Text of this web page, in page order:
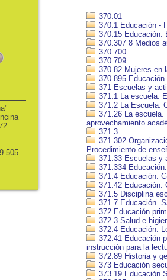
370.01
370.1 Educación -
370.15 Educación.
370.307 8 Medios
370.700
370.709
370.82 Mujeres en
370.895 Educación
371 Escuelas y
371.1 La escuela.
371.2 La Escuela.
371.26 La
aprovechamiento
371.3
371.302
Procedimiento de
371.33 Escuelas y
371.334
371.4 Educación.
371.42 Educación.
371.5 Disciplina
371.7 Educación.
372 Educación
372.3 Salud e
372.4 Educación.
372.41 Educación
instrucción para la
372.89 Historia y
373 Educación
373.19 Educación
505